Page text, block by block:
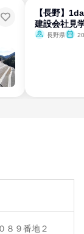
【長野】
建設会社見
長野県
８９番地２